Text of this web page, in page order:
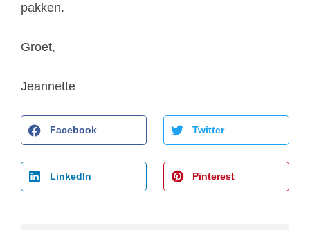
pakken.
Groet,
Jeannette
Facebook Twitter
LinkedIn Pinterest